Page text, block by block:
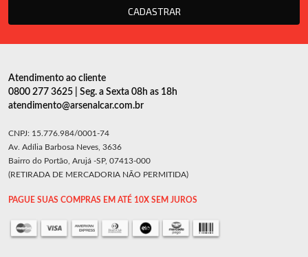
CADASTRAR
Atendimento ao cliente
0800 277 3625 | Seg. a Sexta 08h as 18h
atendimento@arsenalcar.com.br
CNPJ: 15.776.984/0001-74
Av. Adília Barbosa Neves, 3636
Bairro do Portão, Arujá -SP, 07413-000
(RETIRADA DE MERCADORIA NÃO PERMITIDA)
PAGUE SUAS COMPRAS EM ATÉ 10X SEM JUROS